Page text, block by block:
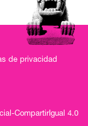
de privacidad
CompartirIgual 4.0